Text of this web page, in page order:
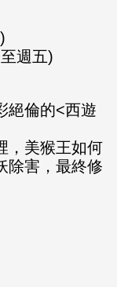
週五)
絕倫的<西遊
，美猴王如何
除害，最終修